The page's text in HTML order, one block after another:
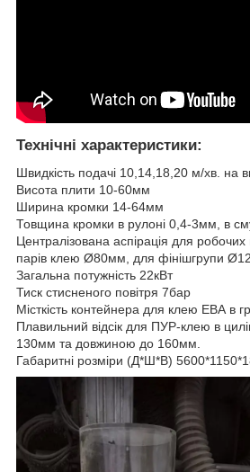
Технічні характеристики:
Швидкість подачі 10,14,18,20 м/хв. на
Висота плити 10-60мм
Ширина кромки 14-64мм
Товщина кромки в рулоні 0,4-3мм, в
Централізована аспірація для
парів клею Ø80мм, для фінішгрупи
Загальна потужність 22кВт
Тиск стисненого повітря 7бар
Місткість контейнера для клею ЕВА в
Плавильний відсік для ПУР-клею в
130мм та довжиною до 160мм.
Габаритні розміри (Д*Ш*В)